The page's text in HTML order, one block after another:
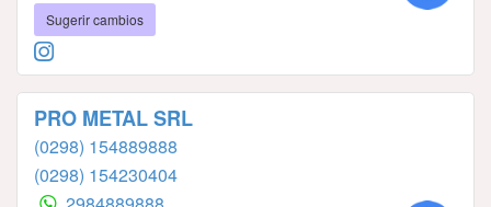
Sugerir cambios
PRO METAL SRL
(0298) 154889888
(0298) 154230404